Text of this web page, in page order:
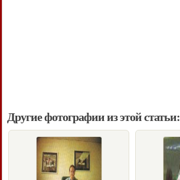
Другие фотографии из этой статьи: